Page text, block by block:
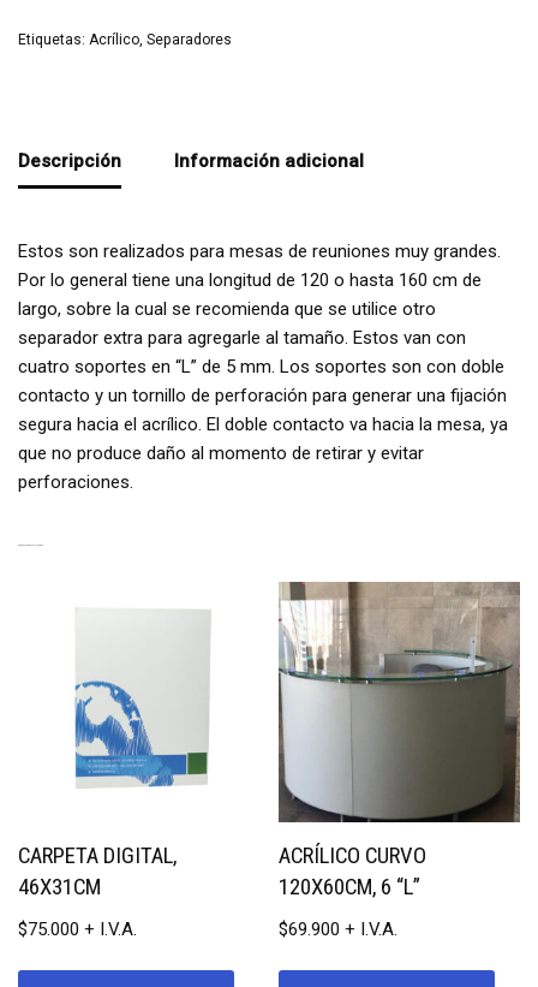
Etiquetas: Acrílico Separadores
Descripción Información adicional
Estos son realizados para mesas de reuniones muy grandes.
Por lo general tiene una longitud de 120 o hasta 160 cm de
largo, sobre la cual se recomienda que se utilice otro
separador extra para agregarle al tamaño. Estos van con
cuatro soportes en “L” de 5 mm. Los soportes son con doble
contacto y un tornillo de perforación para generar una fijación
segura hacia el acrílico. El doble contacto va hacia la mesa, ya
que no produce daño al momento de retirar y evitar
perforaciones.
CARPETA DIGITAL,
46X31CM
$75.000
ACRÍLICO CURVO
120X60CM, 6 “L”
$69.900